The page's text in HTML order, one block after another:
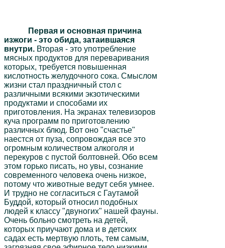
Первая и основная причина
изжоги - это обида, затаившаяся
внутри. Вторая - это употребление
мясных продуктов для переваривания
которых, требуется повышенная
кислотность желудочного сока. Смыслом
жизни стал праздничный стол с
различными всякими экзотическими
продуктами и способами их
приготовления. На экранах телевизоров
куча программ по приготовлению
различных блюд. Вот оно "счастье"
наестся от пуза, сопровождая все это
огромным количеством алкоголя и
перекуров с пустой болтовней. Обо всем
этом горько писать, но увы, сознание
современного человека очень низкое,
потому что животные ведут себя умнее.
И трудно не согласиться с Гаутамой
Буддой, который относил подобных
людей к классу "двуногих" нашей фауны.
Очень больно смотреть на детей,
которых приучают дома и в детских
садах есть мертвую плоть, тем самым,